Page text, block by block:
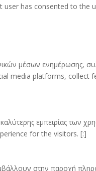
user has consented to the
μέσων ενημέρωσης,
media platforms, collect
εμπειρίας των
for the visitors. [:]
στην παροχή